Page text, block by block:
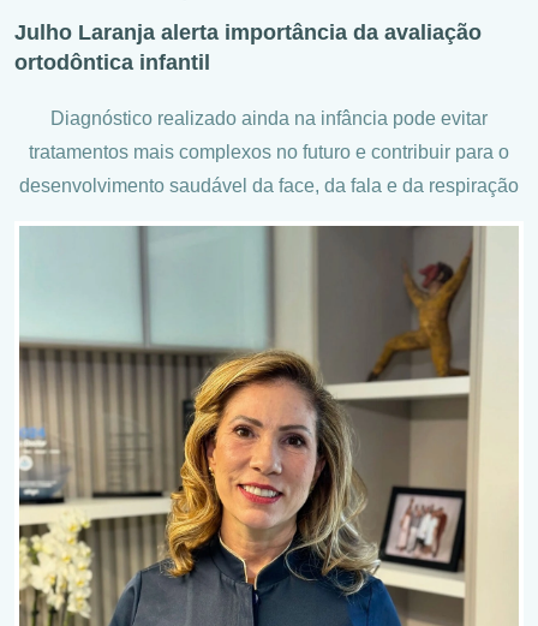
Julho Laranja alerta importância da avaliação
ortodôntica infantil
Diagnóstico realizado ainda na infância pode evitar
tratamentos mais complexos no futuro e contribuir para o
desenvolvimento saudável da face, da fala e da respiração